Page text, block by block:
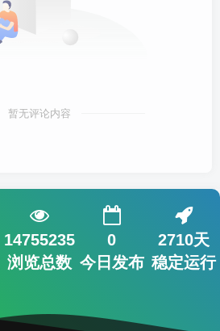
暂无评论内容
14755235
浏览总数
0
今日发布
2710天
稳定运行